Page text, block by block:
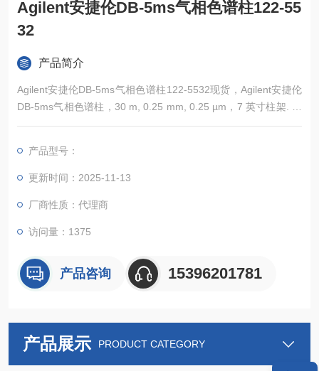
Agilent安捷伦DB-5ms气相色谱柱122-55
32
产品简介
Agilent安捷伦DB-5ms气相色谱柱122-5532现货，Agilent安捷伦
DB-5ms气相色谱柱，30 m, 0.25 mm, 0.25 µm，7 英寸柱架. 这
是常用的气相色谱柱规格，可兼容 Agilent 5890、6890、7820、
箱的所有非安捷伦气相色谱系统。常规耗材常备现货，欢迎详
询。
产品型号：
更新时间：2025-11-13
厂商性质：代理商
访问量：1375
产品咨询 15396201781
产品展示 PRODUCT CATEGORY